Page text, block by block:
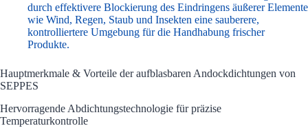
durch effektivere Blockierung des Eindringens äußerer Elemente
wie Wind, Regen, Staub und Insekten eine sauberere,
kontrolliertere Umgebung für die Handhabung frischer
Produkte.
Hauptmerkmale & Vorteile der aufblasbaren Andockdichtungen von
SEPPES
Hervorragende Abdichtungstechnologie für präzise
Temperaturkontrolle